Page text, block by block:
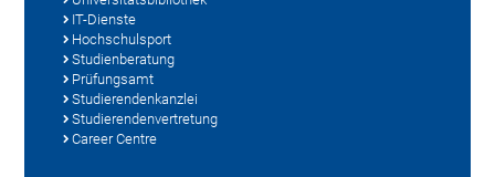
IT-Dienste
Hochschulsport
Studienberatung
Prüfungsamt
Studierendenkanzlei
Studierendenvertretung
Career Centre